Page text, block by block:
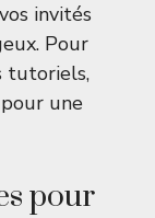
invités
Pour
tutoriels,
une
pour